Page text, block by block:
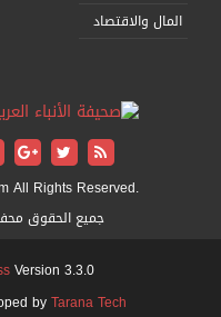
المال والاقتصاد
All Rights Reserved.
جميع الحقوق
Version 3.3.0
byTarana Tech